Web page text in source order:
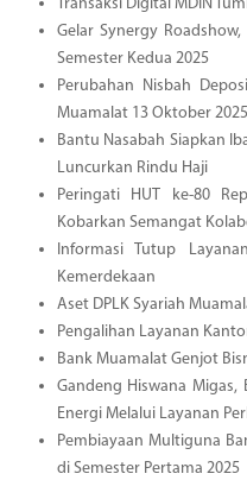
Transaksi Digital MDIN
Gelar Synergy
Semester Kedua 2025
Perubahan Nisbah
Muamalat 13 Oktober 2025
Bantu Nasabah Siapkan
Luncurkan Rindu Haji
Peringati HUT ke-80
Kobarkan Semangat
Informasi Tutup
Kemerdekaan
Aset DPLK Syariah
Pengalihan Layanan
Bank Muamalat Genjot
Gandeng Hiswana
Energi Melalui Layanan
Pembiayaan Multiguna
di Semester Pertama 2025